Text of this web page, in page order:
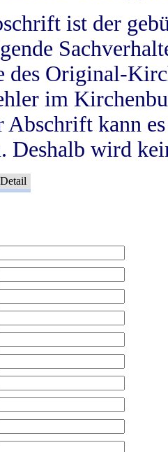
ist der
des Original-
im
kann
Deshalb wird
Detail